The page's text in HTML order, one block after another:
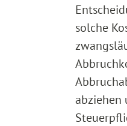
solche
abziehen